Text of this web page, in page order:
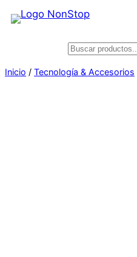
Saltar
Buscar
Inicio / Tecnología & Accesorios